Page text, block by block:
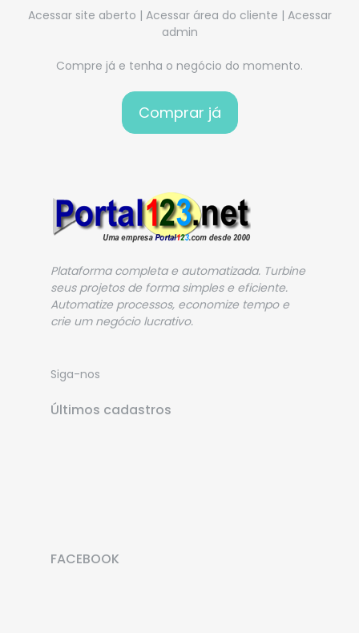
Acessar site aberto | Acessar área do cliente | Acessar
admin
Compre já e tenha o negócio do momento.
Plataforma completa e automatizada. Turbine
seus projetos de forma simples e eficiente.
Automatize processos, economize tempo e
crie um negócio lucrativo.
Siga-nos
Últimos cadastros
SAMUEL TAYLOR
FACEBOOK